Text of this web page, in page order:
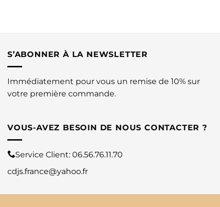
S’ABONNER À LA NEWSLETTER
Immédiatement pour vous un remise de 10% sur
votre première commande.
VOUS-AVEZ BESOIN DE NOUS CONTACTER ?
Service Client: 06.56.76.11.70
cdjs.france@yahoo.fr